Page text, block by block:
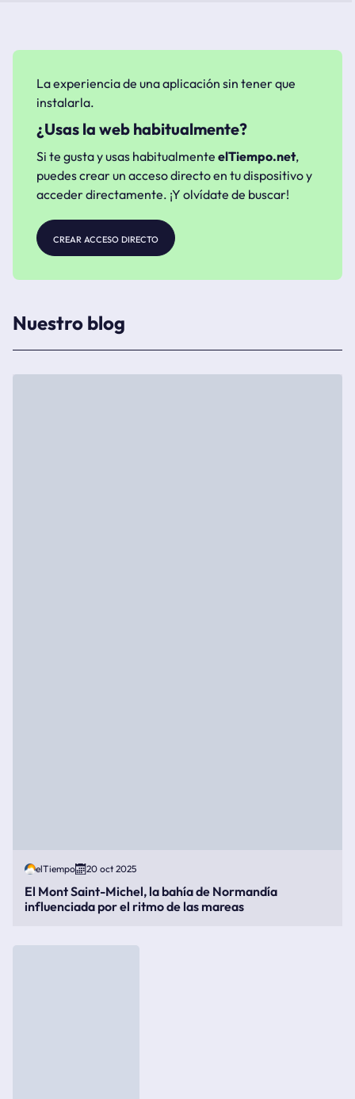
La experiencia de una aplicación sin tener que
instalarla.
¿Usas la web habitualmente?
Si te gusta y usas habitualmente elTiempo.net,
puedes crear un acceso directo en tu dispositivo y
acceder directamente. ¡Y olvídate de buscar!
crear acceso directo
Nuestro blog
elTiempo 20 oct 2025
El Mont Saint-Michel, la bahía de Normandía
influenciada por el ritmo de las mareas